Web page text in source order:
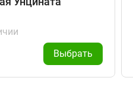
Выбрать